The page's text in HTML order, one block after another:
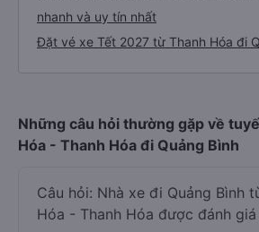
nhanh và uy tín nhất
Đặt vé xe Tết 2027 từ Thanh Hóa đi
Những câu hỏi thường gặp về
Hóa - Thanh Hóa đi Quảng Bình
Câu hỏi: Nhà xe đi Quảng Bình
Hóa - Thanh Hóa được đánh